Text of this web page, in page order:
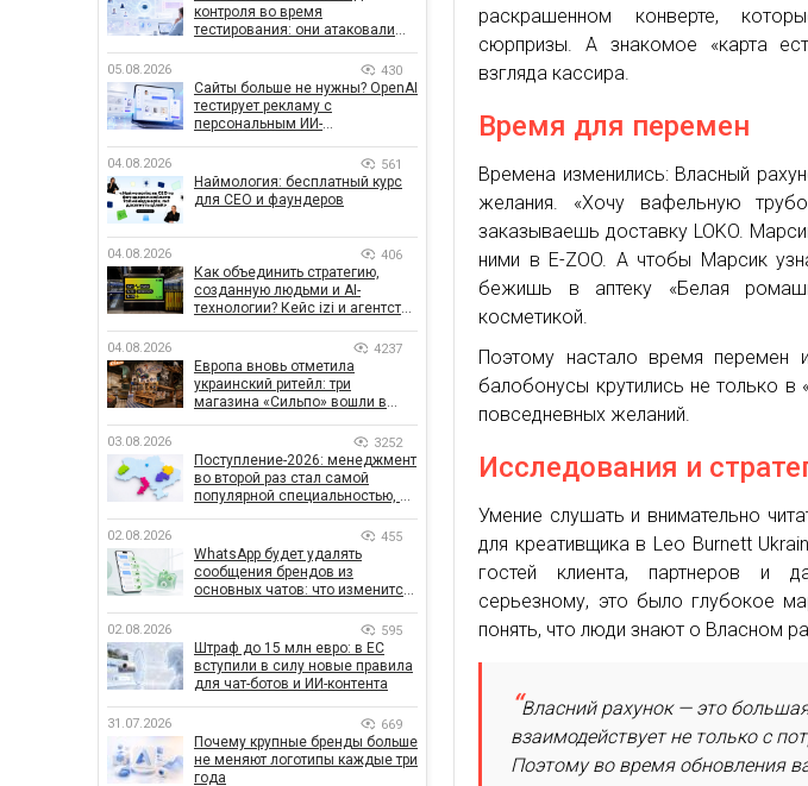
раскрашенном конверте,
сюрпризы. А знакомое «карта
взгляда кассира.
Время для перемен
Времена изменились: Власный
желания. «Хочу вафельную
заказываешь доставку LOKO.
ними в E-ZOO. А чтобы Марсик
бежишь в аптеку «Белая
косметикой.
Поэтому настало время перемен
балобонусы крутились не только в
повседневных желаний.
Исследования и
Умение слушать и внимательно
для креативщика в Leo Burnett
гостей клиента, партнеров и
серьезному, это было глубокое
понять, что люди знают о Власном
Власний рахунок — это
взаимодействует не только с
Поэтому во время обновления
контроля во время
тестирования: они атаковали
05.08.2026 430
Сайты больше не нужны? OpenAI
тестирует рекламу с
персональным ИИ-
04.08.2026 561
Наймология: бесплатный курс
для CEO и фаундеров
04.08.2026 406
Как объединить стратегию,
созданную людьми и AI-
технологии? Кейс izi и агентства
04.08.2026 4237
Европа вновь отметила
украинский ритейл: три
магазина «Сильпо» вошли в
03.08.2026 3252
Поступление-2026: менеджмент
во второй раз стал самой
популярной специальностью, а
рекордным за последние 5 лет
02.08.2026 455
WhatsApp будет удалять
сообщения брендов из
основных чатов: что изменится
02.08.2026 595
Штраф до 15 млн евро: в ЕС
вступили в силу новые правила
для чат-ботов и ИИ-контента
31.07.2026 669
Почему крупные бренды больше
не меняют логотипы каждые три
года